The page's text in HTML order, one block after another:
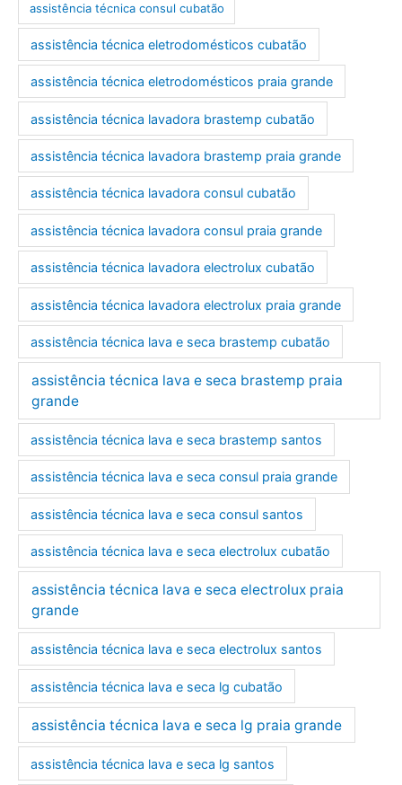
e
a
assistência técnica consul cubatão
assistência técnica eletrodomésticos cubatão
assistência técnica eletrodomésticos praia grande
assistência técnica lavadora brastemp cubatão
assistência técnica lavadora brastemp praia grande
assistência técnica lavadora consul cubatão
assistência técnica lavadora consul praia grande
assistência técnica lavadora electrolux cubatão
assistência técnica lavadora electrolux praia grande
assistência técnica lava e seca brastemp cubatão
assistência técnica lava e seca brastemp praia
grande
assistência técnica lava e seca brastemp santos
assistência técnica lava e seca consul praia grande
assistência técnica lava e seca consul santos
assistência técnica lava e seca electrolux cubatão
assistência técnica lava e seca electrolux praia
grande
assistência técnica lava e seca electrolux santos
assistência técnica lava e seca lg cubatão
assistência técnica lava e seca lg praia grande
assistência técnica lava e seca lg santos